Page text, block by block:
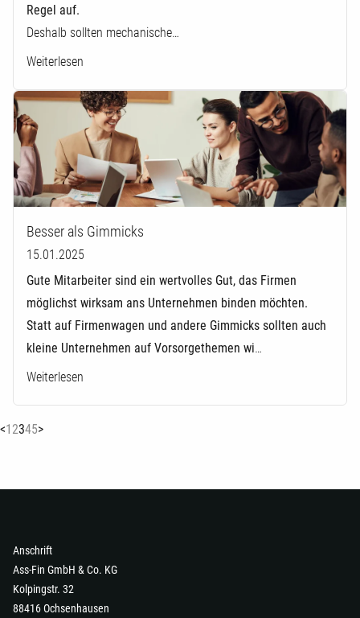
Regel auf.
Deshalb sollten mechanische…
Weiterlesen
Besser als Gimmicks
15.01.2025
Gute Mitarbeiter sind ein wertvolles Gut, das Firmen
möglichst wirksam ans Unternehmen binden möchten.
Statt auf Firmenwagen und andere Gimmicks sollten auch
kleine Unternehmen auf Vorsorgethemen wi…
Weiterlesen
<1 23(current)
45>
Anschrift
Ass-Fin GmbH & Co. KG
Kolpingstr. 32
88416 Ochsenhausen